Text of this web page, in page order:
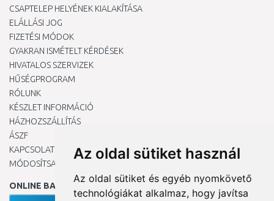
Az oldal sütiket használ
Az oldal sütiket és egyéb nyomkövető
technológiákat alkalmaz, hogy javítsa
CSAPTELEP HELYÉNEK KIALAKÍTÁSA
ELÁLLÁSI JOG
FIZETÉSI MÓDOK
GYAKRAN ISMÉTELT KÉRDÉSEK
HIVATALOS SZERVIZEK
HŰSÉGPROGRAM
RÓLUNK
KÉSZLET INFORMÁCIÓ
HÁZHOZSZÁLLÍTÁS
ÁSZF
KAPCSOLAT
MÓDOSÍTSA A COOKIE-BEÁLLÍTÁSAIMAT
ONLINE BANKKÁRTYÁVAL